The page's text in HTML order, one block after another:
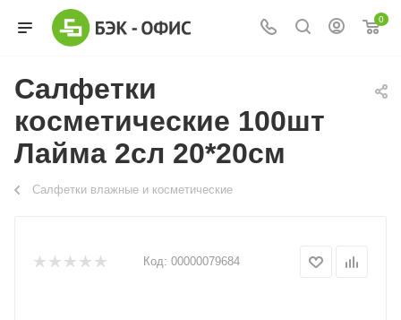
0
Салфетки
косметические 100шт
Лайма 2сл 20*20см
Салфетки влажные и косметические
Код: 00000079684